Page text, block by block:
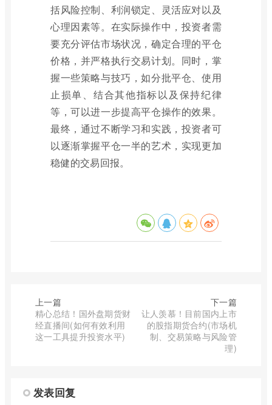
括风险控制、利润锁定、灵活应对以及
心理因素等。在实际操作中，投资者需
要充分评估市场状况，确定合理的平仓
价格，并严格执行交易计划。同时，掌
握一些策略与技巧，如分批平仓、使用
止损单、结合其他指标以及保持纪律
等，可以进一步提高平仓操作的效果。
最终，通过不断学习和实践，投资者可
以逐渐掌握平仓一半的艺术，实现更加
稳健的交易回报。
上一篇
精心总结！国外盘期货财
经直播间(如何有效利用
这一工具提升投资水平)
下一篇
让人羡慕！目前国内上市
的股指期货合约(市场机
制、交易策略与风险管
理)
发表回复